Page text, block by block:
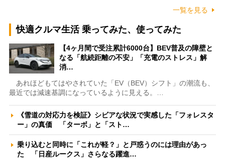
一覧を見る
快適クルマ生活 乗ってみた、使ってみた
【4ヶ月間で受注累計6000台】BEV普及の障壁と
なる「航続距離の不安」「充電のストレス」解
消…
あれほどもてはやされていた「EV（BEV）シフト」の潮流も、
最近では減速基調になっているように見える。…
《雪道の対応力を検証》シビアな状況で実感した「フォレスタ
ー」の真価 「ターボ」と「スト…
乗り込むと同時に「これが軽？」と戸惑うのには理由があっ
た 「日産ルークス」さらなる躍進…